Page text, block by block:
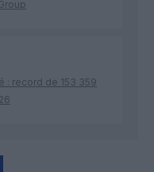
: record de 153 359